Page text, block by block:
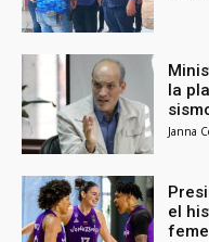
la
Janna
el